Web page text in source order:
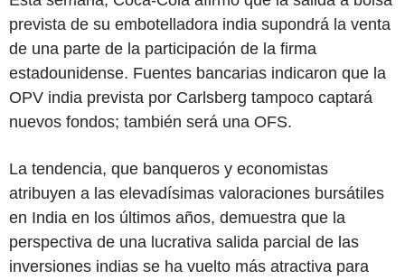
prevista de su embotelladora india supondrá la venta
de una parte de la participación de la firma
estadounidense. Fuentes bancarias indicaron que la
OPV india prevista por Carlsberg tampoco captará
nuevos fondos; también será una OFS.
La tendencia, que banqueros y economistas
atribuyen a las elevadísimas valoraciones bursátiles
en India en los últimos años, demuestra que la
perspectiva de una lucrativa salida parcial de las
inversiones indias se ha vuelto más atractiva para